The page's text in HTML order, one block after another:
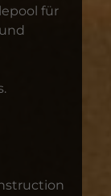
für